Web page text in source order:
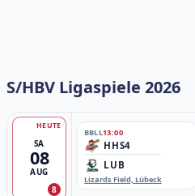
S/HBV Ligaspiele 2026
SA
08
AUG
HEUTE
8
BBLL13:00
HHS4
LUB
Lizards Field, Lübeck